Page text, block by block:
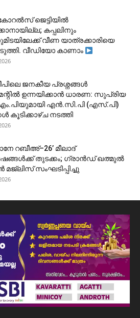
ജെട്ടിയിൽ
കപ്പലിനും
വീണ യാത്രക്കാരിയെ
വീഡിയോ കാണാം
ജനകീയ പ്രശ്നങ്ങൾ
ഉന്നയിക്കാൻ ധാരണ: സുപ്രിയ
എൻ.സി.പി (എസ്.പി)
കൂടിക്കാഴ്ച നടത്തി
റബീഅ്–26’ മീലാദ്
തുടക്കം; ഗ്രാൻഡ് ഖത്മുൽ
സംഘടിപ്പിച്ചു